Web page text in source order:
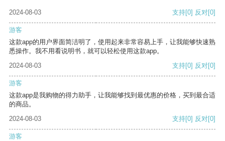
2024-08-03 支持[0] 反对[0]
游客
这款app的用户界面简洁明了，使用起来非常容易上手，让我能够快速熟
悉操作。我不用看说明书，就可以轻松使用这款app。
2024-08-03
支持[0] 反对[0]
游客
这款app是我购物的得力助手，让我能够找到最优惠的价格，买到最合适
的商品。
2024-08-03
支持[0] 反对[0]
游客